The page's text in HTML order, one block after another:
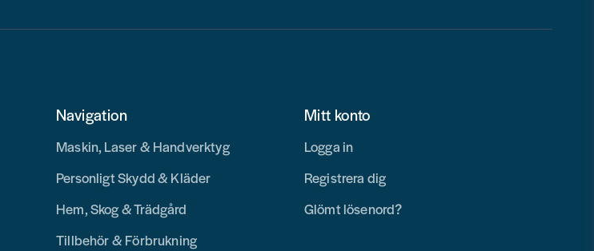
Navigation
Maskin, Laser & Handverktyg
Personligt Skydd & Kläder
Hem, Skog & Trädgård
Tillbehör & Förbrukning
Mitt konto
Logga in
Registrera dig
Glömt lösenord?